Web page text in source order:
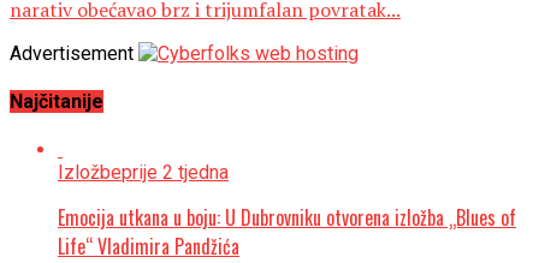
narativ obećavao brz i trijumfalan povratak...
Advertisement
Najčitanije
Izložbeprije 2 tjedna
Emocija utkana u boju: U Dubrovniku otvorena izložba „Blues of
Life“ Vladimira Pandžića